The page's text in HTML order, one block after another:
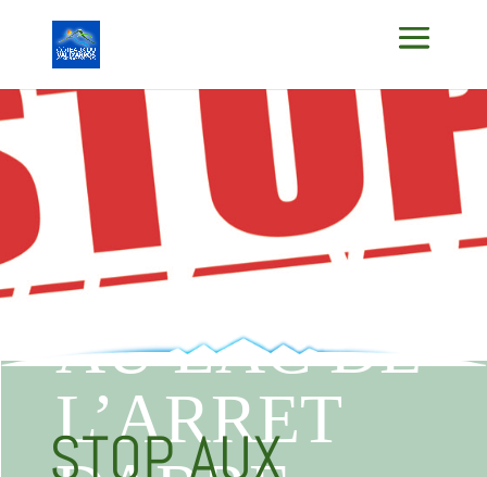
STOP AUX
INCIVILITES
AU LAC DE
L’ARRET
STOP AUX